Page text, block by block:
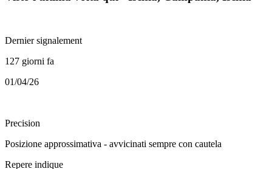
Dernier signalement
127 giorni fa
01/04/26
Precision
Posizione approssimativa - avvicinati sempre con cautela
Repere indique